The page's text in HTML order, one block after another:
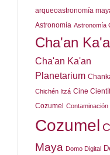
arqueoastronomía
Astronomía Astronomía
Cha'an
Cha'an Ka'an
Planetarium
Chichén Itzá Cine
Cozumel
Contaminación
Cozumel
Maya Domo Digital